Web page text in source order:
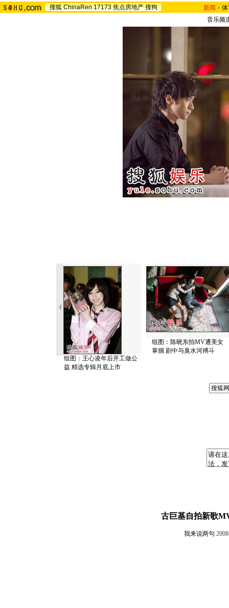
搜狐 ChinaRen 17173 焦点房地产 搜狗 新闻 -
音乐频
组图：王心凌年后开工做公
益 精选专辑月底上市
组图：陈晓东拍MV遭美女
掌掴 剧中与臭水河搏斗
古巨基自拍新歌
我来说两句